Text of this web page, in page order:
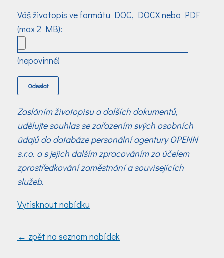
Váš životopis ve formátu DOC, DOCX nebo PDF
(max 2 MB):
(nepovinné)
Zasláním životopisu a dalších dokumentů,
udělujte souhlas se zařazením svých osobních
údajů do databáze personální agentury OPENN
s.r.o. a s jejich dalším zpracováním za účelem
zprostředkování zaměstnání a souvisejících
služeb.
Vytisknout nabídku
← zpět na seznam nabídek